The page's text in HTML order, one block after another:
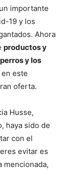
importante
19 y los
Ahora
productos y
y los
este
oferta.
Husse,
haya sido de
con el
evitar es
mencionada,